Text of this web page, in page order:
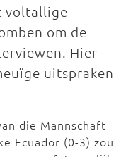
voltallige
om de
Hier
uitspraken
die Mannschaft
Ecuador (0-3) zou